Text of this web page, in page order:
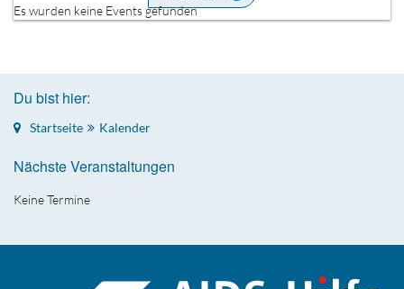
Es wurden keine Events gefunden
Du bist hier:
Startseite Kalender
Nächste Veranstaltungen
Keine Termine